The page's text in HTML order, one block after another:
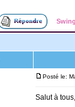
Posté le:
Salut à tous,